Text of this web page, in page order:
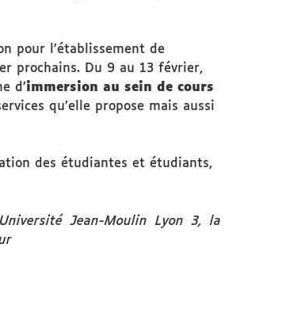
pour l’établissement de
prochains. Du 9 au 13 février,
d’immersion au sein de cours
qu’elle propose mais aussi
des étudiantes et étudiants,
Jean-Moulin Lyon 3, la